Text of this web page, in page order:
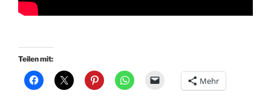
Teilen mit:
Mehr